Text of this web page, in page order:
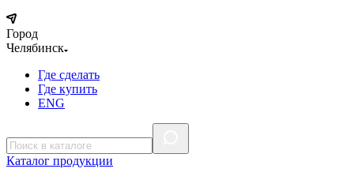
Город
Челябинск
Где сделать
Где купить
ENG
Каталог продукции